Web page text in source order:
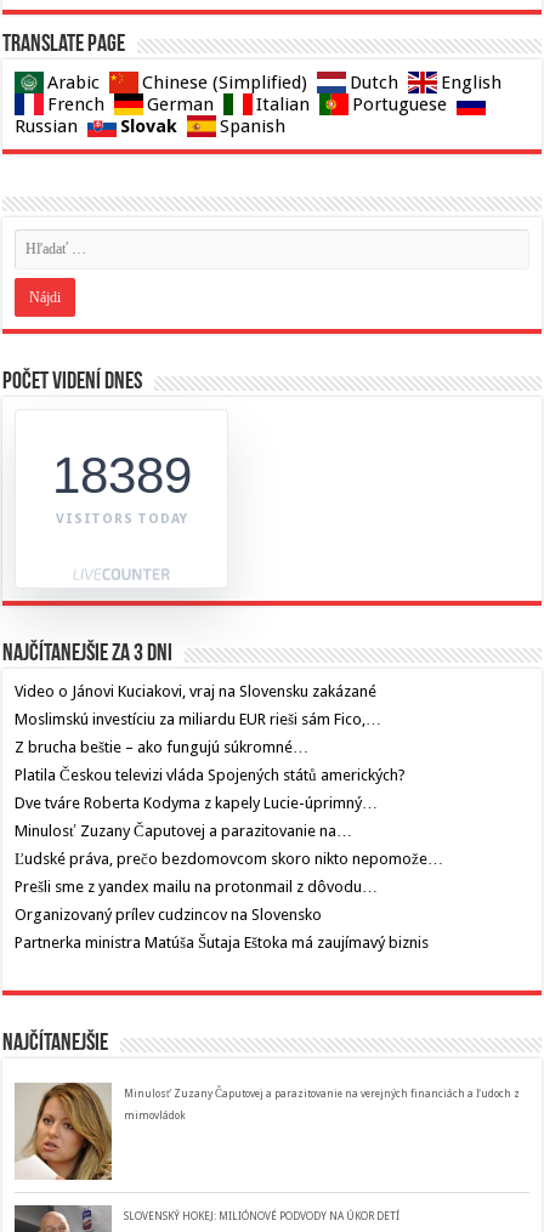
Translate page
Arabic Chinese (Simplified) Dutch
English
French
German Italian
Portuguese
Russian
Slovak Spanish
Počet videní dnes
18389
VISITORS TODAY
Najčítanejšie za 3 dni
Video o Jánovi Kuciakovi, vraj na Slovensku zakázané
Moslimskú investíciu za miliardu EUR rieši sám Fico,…
Z brucha beštie – ako fungujú súkromné…
Platila Českou televizi vláda Spojených států amerických?
Dve tváre Roberta Kodyma z kapely Lucie-úprimný…
Minulosť Zuzany Čaputovej a parazitovanie na…
Ľudské práva, prečo bezdomovcom skoro nikto nepomože…
Prešli sme z yandex mailu na protonmail z dôvodu…
Organizovaný prílev cudzincov na Slovensko
Partnerka ministra Matúša Šutaja Eštoka má zaujímavý biznis
Najčítanejšie
Minulosť Zuzany Čaputovej a parazitovanie na verejných financiách a ľudoch z
mimovládok
SLOVENSKÝ HOKEJ: MILIÓNOVÉ PODVODY NA ÚKOR DETÍ